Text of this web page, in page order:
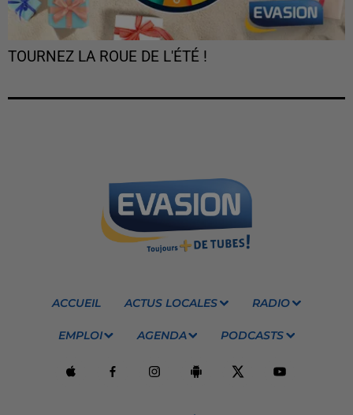
TOURNEZ LA ROUE DE L'ÉTÉ !
ACCUEIL ACTUS LOCALES RADIO
EMPLOI AGENDA PODCASTS